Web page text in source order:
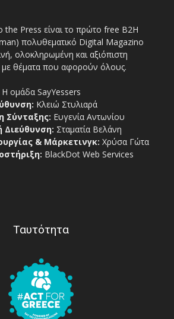
the Press είναι το πρώτο free Β2Η
πολυθεματικό Digital Magazino
ολοκληρωμένη και αξιόπιστη
θέματα που αφορούν όλους.
Η ομάδα SayYessers
Κλειώ Στυλιαρά
Σύνταξης: Ευγενία Αντωνίου
Διεύθυνση: Σταματία Βελάνη
& Μάρκετινγκ: Χρύσα Γώτα
BlackDot Web Services
Ταυτότητα